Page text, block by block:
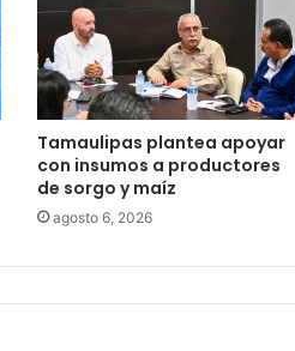
Tamaulipas plantea apoyar
con insumos a productores
de sorgo y maíz
agosto 6, 2026